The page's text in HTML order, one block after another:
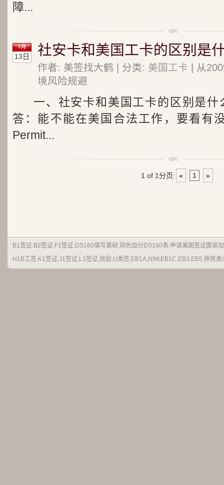
障...
7月
13日 社安卡和美国工卡的区别是
作者: 美签找大鹤 | 分类: 美国工卡 | 从
境风险规避
一、社安卡和美国工卡的区别是
答：能不能在美国合法工作，要看有
Permit...
1 of 1分页: « 1 »
B1签证.B2签证.F1签证.DS160填写奥秘,润色加分DS160表,申请美国签证面谈
H1B工签,K1签证,J1签证,L1签证,政庇,U类签,EB1A,NIW,EB1C,EB3,EB5,移民